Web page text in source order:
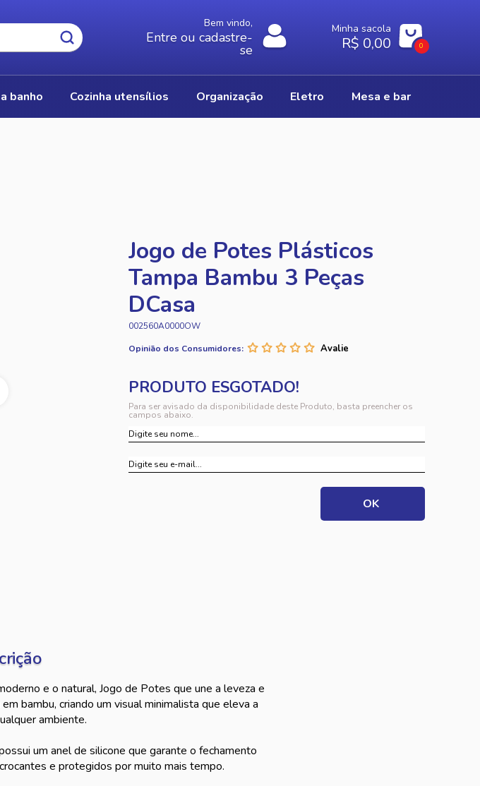
Bem vindo,
Entre ou cadastre-
se
Minha sacola
R$ 0,00 0
banho cozinha utensílios organização eletro mesa e bar
Jogo de Potes Plásticos
Tampa Bambu 3 Peças
DCasa
002560A0000OW
Opinião dos Consumidores:
Para ser avisado da disponibilidade deste Produto, basta preencher os
campos abaixo.
e o natural, Jogo de Potes que une a leveza e
bambu, criando um visual minimalista que eleva a
ambiente.
um anel de silicone que garante o fechamento
e protegidos por muito mais tempo.